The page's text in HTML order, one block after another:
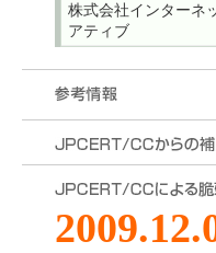
株式会社インターネ
アティブ